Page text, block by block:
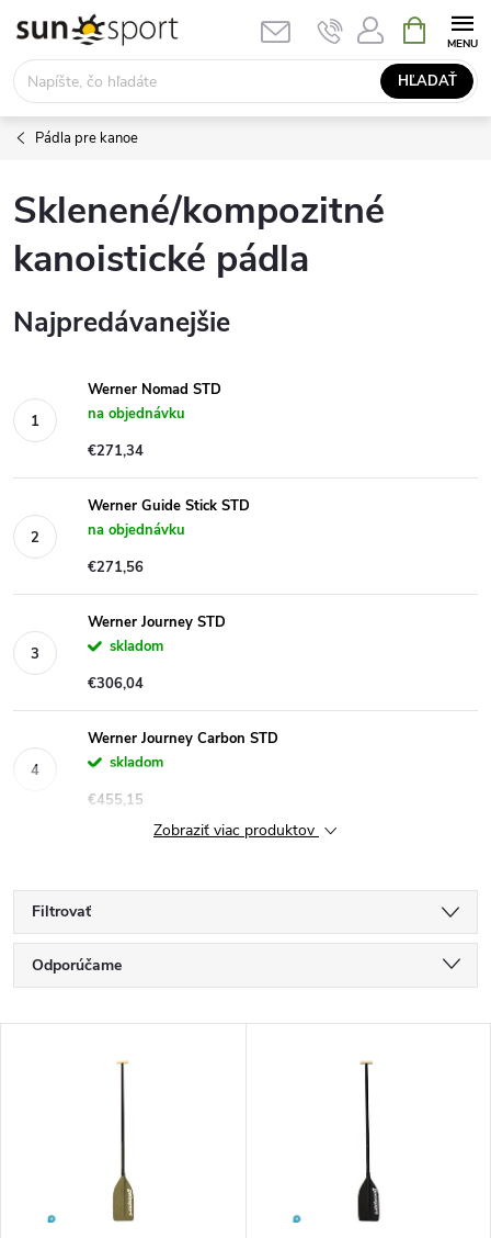
obsah
HĽADAŤ
KOŠÍK
Pádla pre kanoe
Sklenené/kompozitné
kanoistické pádla
Najpredávanejšie
Werner Nomad STD
na objednávku
€271,34
Werner Guide Stick STD
na objednávku
€271,56
Werner Journey STD
skladom
€306,04
Werner Journey Carbon STD
skladom
€455,15
Zobraziť viac produktov
Filtrovať
R
a
Odporúčame
Najpredávanejšie